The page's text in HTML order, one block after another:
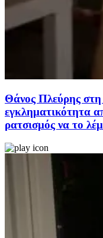
Θάνος Πλεύρης
εγκληματικότητα
ρατσισμός να το